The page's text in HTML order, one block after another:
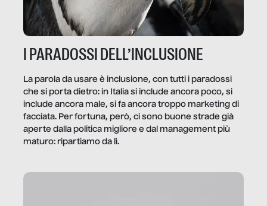
I PARADOSSI DELL’INCLUSIONE
La parola da usare è inclusione, con tutti i paradossi
che si porta dietro: in Italia si include ancora poco, si
include ancora male, si fa ancora troppo marketing di
facciata. Per fortuna, però, ci sono buone strade già
aperte dalla politica migliore e dal management più
maturo: ripartiamo da lì.